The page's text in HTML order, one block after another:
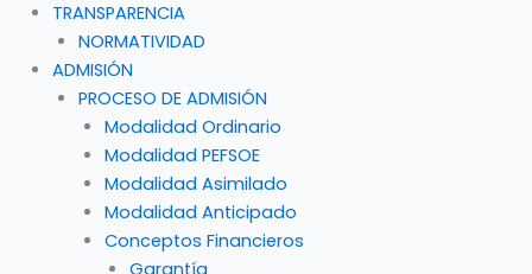
TRANSPARENCIA
NORMATIVIDAD
ADMISIÓN
PROCESO DE ADMISIÓN
Modalidad Ordinario
Modalidad PEFSOE
Modalidad Asimilado
Modalidad Anticipado
Conceptos Financieros
Garantía